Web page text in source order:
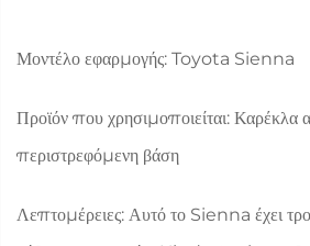
Μοντέλο εφαρμογής: Toyota Sienna
Προϊόν που χρησιμοποιείται: Καρέκλα
περιστρεφόμενη βάση
Λεπτομέρειες: Αυτό το Sienna έχει